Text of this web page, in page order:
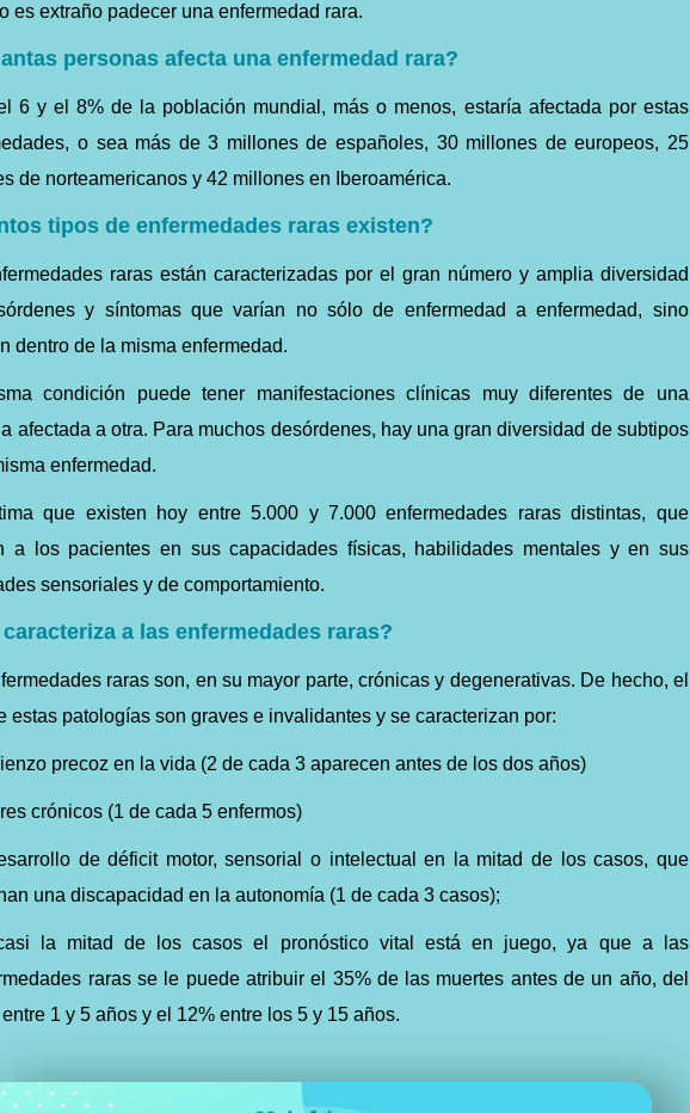
es extraño padecer una enfermedad rara.
personas afecta una enfermedad rara?
6 y el 8% de la población mundial, más o menos, estaría afectada por estas
o sea más de 3 millones de españoles, 30 millones de europeos, 25
de norteamericanos y 42 millones en Iberoamérica.
tipos de enfermedades raras existen?
raras están caracterizadas por el gran número y amplia diversidad
y síntomas que varían no sólo de enfermedad a enfermedad, sino
dentro de la misma enfermedad.
condición puede tener manifestaciones clínicas muy diferentes de una
afectada a otra. Para muchos desórdenes, hay una gran diversidad de subtipos
enfermedad.
que existen hoy entre 5.000 y 7.000 enfermedades raras distintas, que
a los pacientes en sus capacidades físicas, habilidades mentales y en sus
sensoriales y de comportamiento.
caracteriza a las enfermedades raras?
raras son, en su mayor parte, crónicas y degenerativas. De hecho, el
estas patologías son graves e invalidantes y se caracterizan por:
precoz en la vida (2 de cada 3 aparecen antes de los dos años)
crónicos (1 de cada 5 enfermos)
de déficit motor, sensorial o intelectual en la mitad de los casos, que
una discapacidad en la autonomía (1 de cada 3 casos);
la mitad de los casos el pronóstico vital está en juego, ya que a las
raras se le puede atribuir el 35% de las muertes antes de un año, del
1 y 5 años y el 12% entre los 5 y 15 años.